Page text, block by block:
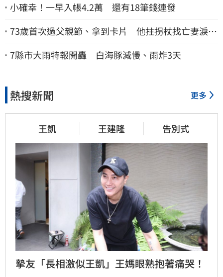
小確幸！一早入帳4.2萬 還有18筆錢連發
73歲首次過父親節、拿到卡片 他拄拐杖找亡妻淚：
今天好多人來幫我慶祝
7縣市大雨特報開轟 白海豚減慢、雨炸3天
熱搜新聞 更多
王凱 王建隆 告別式
摯友「長相激似王凱」王媽眼熟抱著痛哭！